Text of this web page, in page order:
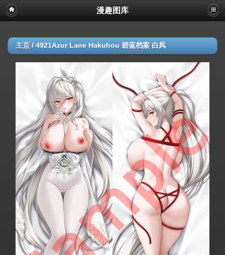
漫趣图库
主页 / 4921Azur Lane Hakuhou 碧蓝档案 白凤